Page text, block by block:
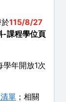
115/8/27
-課程學位頁
學年開放1次
單 ；相關